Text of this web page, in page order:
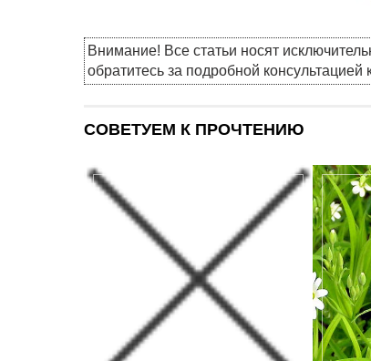
Внимание! Все статьи носят
обратитесь за подробной
СОВЕТУЕМ К ПРОЧТЕНИЮ